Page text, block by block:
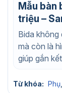
Mẫu bàn
triệu –
phù hợp
Bida không
mà còn là
giúp gắn
Từ khóa: Phụ